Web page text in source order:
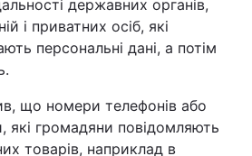
державних органів,
і приватних осіб, які
персональні дані, а потім
що номери телефонів або
які громадяни повідомляють
товарів, наприклад в